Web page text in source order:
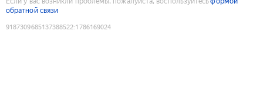
обратной связи
9187309685137388522:1786169024